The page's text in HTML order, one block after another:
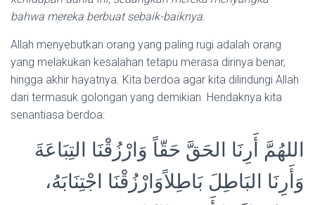
bahwa mereka berbuat sebaik-baiknya.
Allah menyebutkan orang yang paling rugi adalah orang
yang melakukan kesalahan tetapu merasa dirinya benar,
hingga akhir hayatnya. Kita berdoa agar kita dilindungi Allah
dari termasuk golongan yang demikian. Hendaknya kita
senantiasa berdoa:
ﺍﻟﻠﻬُﻢَّ ﺃَﺭِﻧَﺎ ﺍﻟﺤَﻖَّ ﺣَﻘّﺎً ﻭَﺍﺭْﺯُﻗْﻨَﺎ ﺍﻟﺘِﺒَﺎﻋَﺔَ
ﻭَﺃَﺭِﻧَﺎ ﺍﻟﺒَﺎﻃِﻞَ ﺑَﺎﻃِﻼًﻭَﺍﺭْﺯُﻗْﻨَﺎ ﺍﺟْﺘِﻨَﺎﺑَﻪُ،